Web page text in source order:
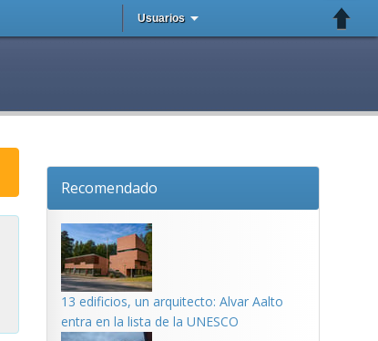
Usuarios
Recomendado
13 edificios, un arquitecto: Alvar Aalto
entra en la lista de la UNESCO